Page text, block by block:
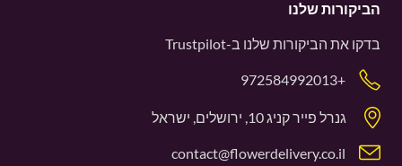
הביקורות שלנו
בדקו את הביקורות שלנו ב-Trustpilot
+972584992013
גנרל פייר קניג 10, ירושלים, ישראל
contact@flowerdelivery.co.il